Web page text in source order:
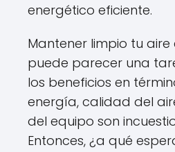
energético eficiente.
Mantener limpio tu
puede parecer una
los beneficios en
energía, calidad del
del equipo son
Entonces, ¿a qué